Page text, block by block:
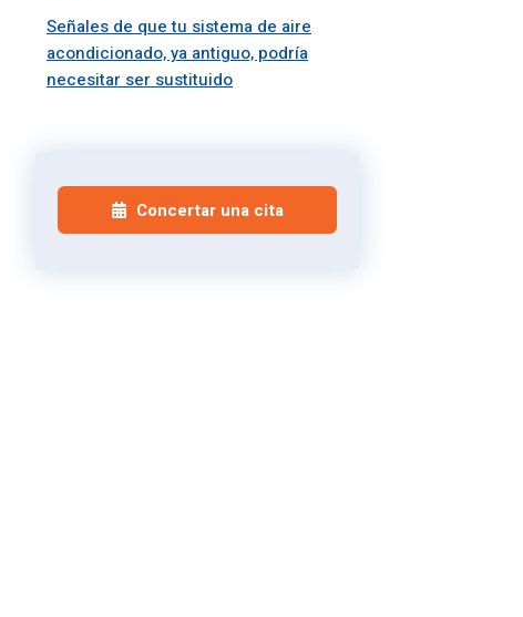
Señales de que tu sistema de aire
acondicionado, ya antiguo, podría
necesitar ser sustituido
Concertar una cita